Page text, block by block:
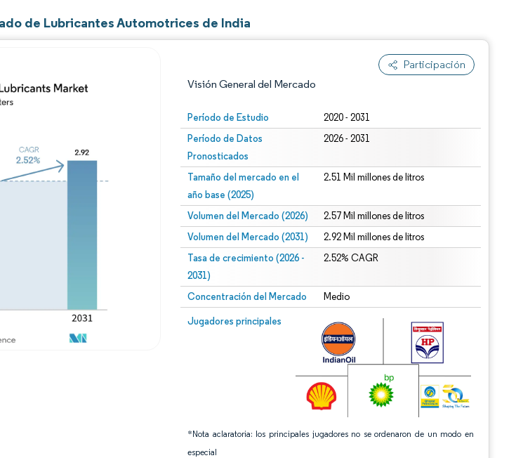
de Lubricantes Automotrices de India
Participación
Visión General del Mercado
Período de Estudio 2020 - 2031
Período de Datos
Pronosticados
2026 - 2031
Tamaño del mercado en el
año base (2025)
2.51 Mil millones de litros
Volumen del Mercado (2026) 2.57 Mil millones de litros
Volumen del Mercado (2031) 2.92 Mil millones de litros
Tasa de crecimiento (2026 -
2031)
2.52% CAGR
Concentración del Mercado Medio
Jugadores principales
*Nota aclaratoria: los principales jugadores no se ordenaron de un modo en
especial
Imagen © Mordor Intelligence. El uso requiere atribución según CC BY 4.0.
Imagen © Mordor Intelligence. El uso requiere atribución según CC BY 4.0.